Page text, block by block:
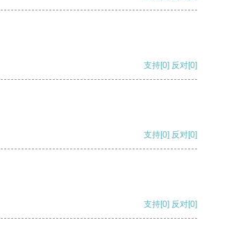
支持[0] 反对[0]
支持[0] 反对[0]
支持[0] 反对[0]